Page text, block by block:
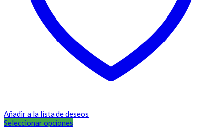
Añadir a la lista de deseos
Seleccionar opciones